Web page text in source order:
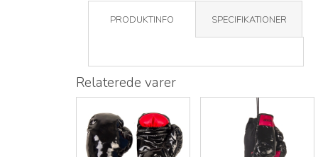
PRODUKTINFO SPECIFIKATIONER
Relaterede varer